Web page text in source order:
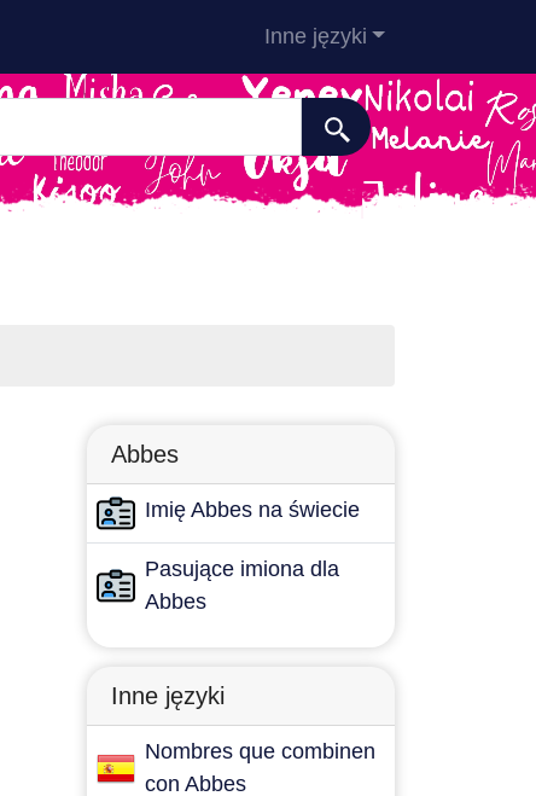
Inne języki
Abbes
Imię Abbes na świecie
Pasujące imiona dla
Abbes
Inne języki
Nombres que combinen
con Abbes